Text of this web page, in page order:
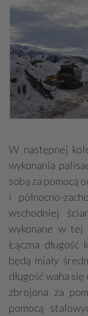
W następnej
wykonania
sobą za pomocą
i północno-
wschodniej
wykonane w tej
Łączna
będą miały
długość waha
zbrojona za
pomocą